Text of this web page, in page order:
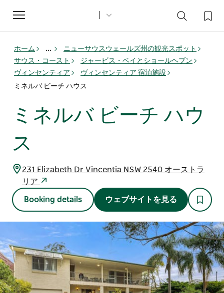
Toggle
navigation
ホーム ...
ニューサウスウェールズ州の観光スポット
サウス・コースト
ジャービス・ベイとショールヘブン
ヴィンセンティア
ヴィンセンティア 宿泊施設
ミネルバ ビーチ ハウス
ミネルバ ビーチ ハウ
ス
231 Elizabeth Dr Vincentia NSW 2540 オーストラ
リア
Booking details ウェブサイトを見る